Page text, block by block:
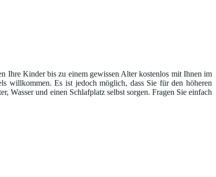
Ihre Kinder bis zu einem gewissen Alter kostenlos mit Ihnen im
willkommen. Es ist jedoch möglich, dass Sie für den höheren
Wasser und einen Schlafplatz selbst sorgen. Fragen Sie einfach